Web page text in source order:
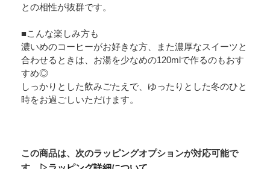
との相性が抜群です。
■こんな楽しみ方も
濃いめのコーヒーがお好きな方、また濃厚なスイーツと
合わせるときは、お湯を少なめの120mlで作るのもおす
すめ◎
しっかりとした飲みごたえで、ゆったりとした冬のひと
時をお過ごしいただけます。
この商品は、次のラッピングオプションが対応可能で